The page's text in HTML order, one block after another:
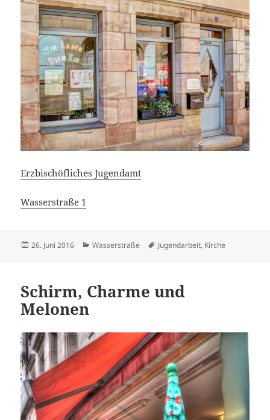
Erzbischöfliches Jugendamt
Wasserstraße 1
Veröffentlicht
26. Juni 2016 Kategorien
Wasserstraße Schlagwörter
Jugendarbeit, Kirche
Schirm, Charme und
Melonen